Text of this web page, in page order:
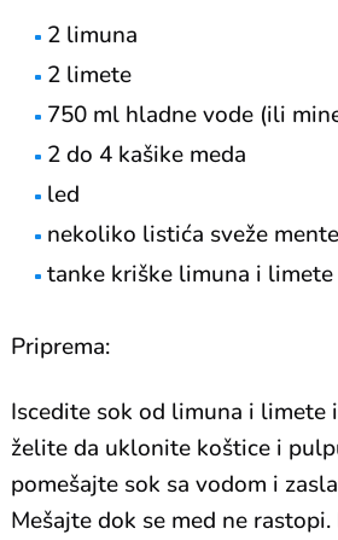
2 limuna
2 limete
750 ml hladne vode (ili
2 do 4 kašike meda
led
nekoliko listića sveže
tanke kriške limuna i
Priprema:
Iscedite sok od limuna i limete
želite da uklonite koštice i
pomešajte sok sa vodom i
Mešajte dok se med ne